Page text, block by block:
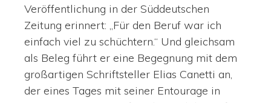
Veröffentlichung in der Süddeutschen
Zeitung erinnert: „Für den Beruf war ich
einfach viel zu schüchtern.“ Und gleichsam
als Beleg führt er eine Begegnung mit dem
großartigen Schriftsteller Elias Canetti an,
der eines Tages mit seiner Entourage in